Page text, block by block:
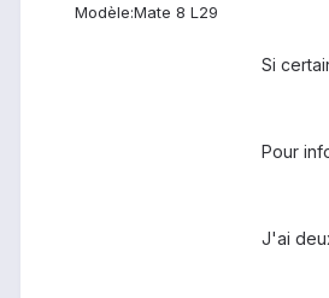
Modèle:Mate 8 L29
Si
Pour
J'ai